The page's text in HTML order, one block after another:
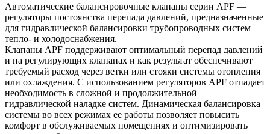
Автоматические балансировочные клапаны серии APF —
регуляторы постоянства перепада давлений, предназначенные
для гидравлической балансировки трубопроводных систем
тепло- и холодоснабжения.
Клапаны APF поддерживают оптимальный перепад давлений
и на регулирующих клапанах и как результат обеспечивают
требуемый расход через ветки или стояки системы отопления
или охлаждения. С использованием регуляторов APF отпадает
необходимость в сложной и продолжительной
гидравлической наладке систем. Динамическая балансировка
системы во всех режимах ее работы позволяет повысить
комфорт в обслуживаемых помещениях и оптимизировать